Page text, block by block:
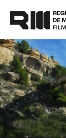
contenido